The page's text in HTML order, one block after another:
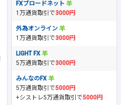
FXブロードネット
1万通貨取引で3000円
外為オンライン
1万通貨取引で3000円
LIGHT FX
5万通貨取引で3000円
みんなのFX
5万通貨取引で5000円
+シストレ5万通貨取引で5000円